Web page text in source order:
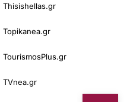
Thisishellas.gr
Topikanea.gr
TourismosPlus.gr
TVnea.gr